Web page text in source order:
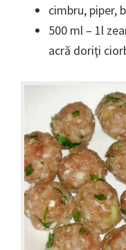
cimbru, piper,
500 ml – 1l
acră doriţi